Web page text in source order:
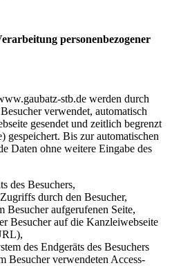
personenbezogener
stb.de werden durch
verwendet, automatisch
gesendet und zeitlich begrenzt
Bis zur automatischen
Daten ohne weitere Eingabe des
des Besuchers,
durch den Besucher,
Besucher aufgerufenen Seite,
Besucher auf die Kanzleiwebseite
des Endgeräts des Besuchers
Besucher verwendeten Access-